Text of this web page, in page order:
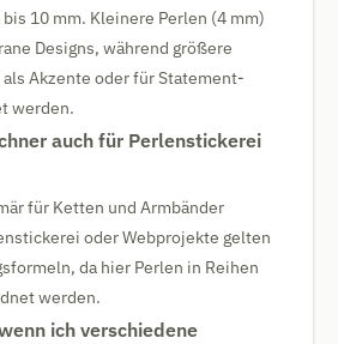
10 mm. Kleinere Perlen (4 mm)
Designs, während größere
Akzente oder für Statement-
werden.
auch für Perlenstickerei
für Ketten und Armbänder
oder Webprojekte gelten
da hier Perlen in Reihen
werden.
ich verschiedene